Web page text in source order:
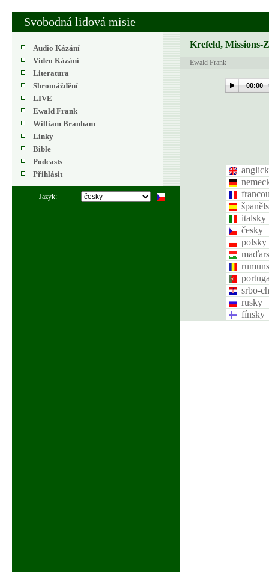
Svobodná lidová misie
Audio Kázání
Video Kázání
Literatura
Shromáždění
LIVE
Ewald Frank
William Branham
Linky
Bible
Podcasts
Přihlásit
Jazyk:
Krefeld, Missions-
Ewald Frank
00:00
italsky
česky
polsky
srbo-
rusky
fínsky